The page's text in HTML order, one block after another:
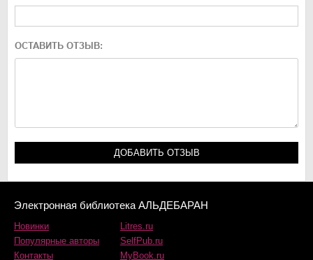
ОСТАВИТЬ ОТЗЫВ:
Электронная библиотека АЛЬДЕБАРАН
Новинки
Популярные авторы
Контакты
Litres.ru
SelfPub.ru
MyBook.ru